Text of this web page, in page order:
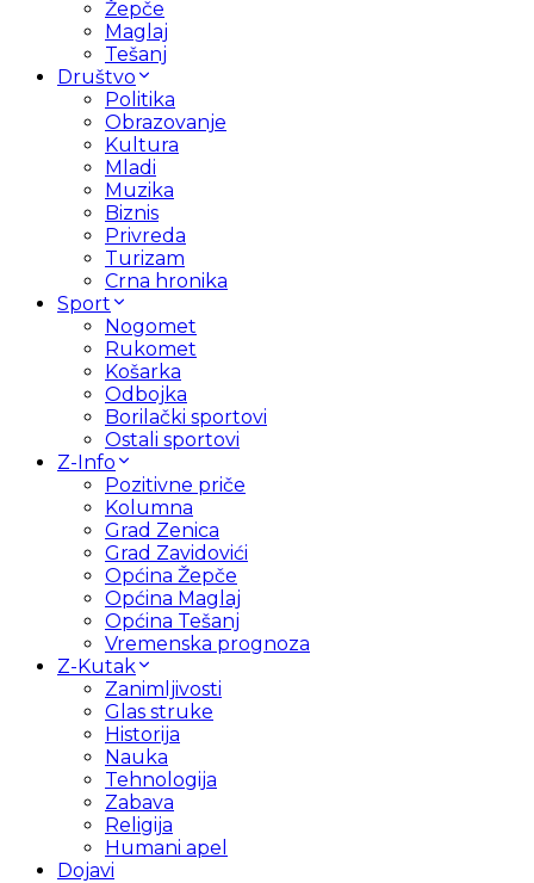
Žepče
Maglaj
Tešanj
Društvo
Politika
Obrazovanje
Kultura
Mladi
Muzika
Biznis
Privreda
Turizam
Crna hronika
Sport
Nogomet
Rukomet
Košarka
Odbojka
Borilački sportovi
Ostali sportovi
Z-Info
Pozitivne priče
Kolumna
Grad Zenica
Grad Zavidovići
Općina Žepče
Općina Maglaj
Općina Tešanj
Vremenska prognoza
Z-Kutak
Zanimljivosti
Glas struke
Historija
Nauka
Tehnologija
Zabava
Religija
Humani apel
Dojavi